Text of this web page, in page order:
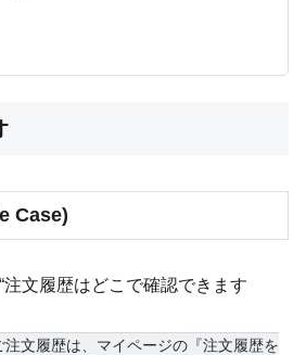
Case)
注文履歴はどこで確認できます
文履歴は、マイページの『注文履歴を